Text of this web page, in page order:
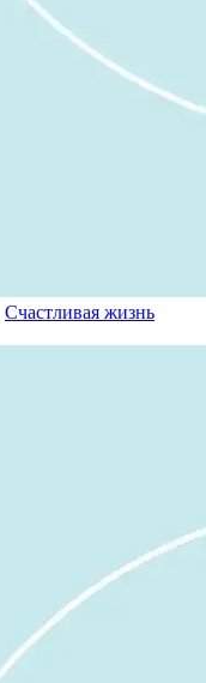
Счастливая жизнь